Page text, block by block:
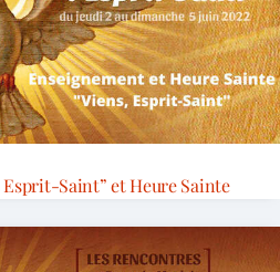
Saint” et Heure Sainte